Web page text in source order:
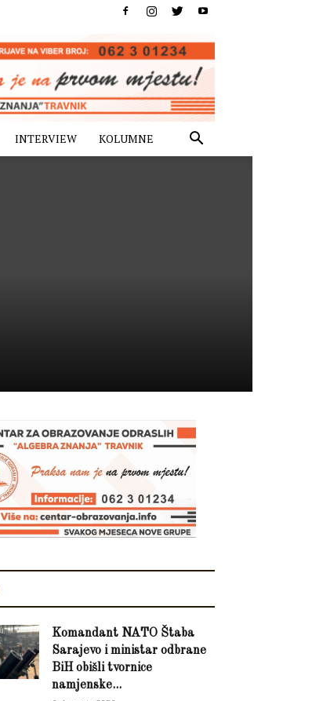
INTERVIEW KOLUMNE
Komandant NATO Štaba
Sarajevo i ministar odbrane
BiH obišli tvornice
namjenske...